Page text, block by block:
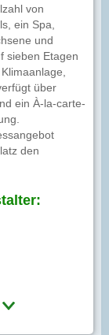
von
ein Spa,
und
sieben Etagen
über
ein À-la-carte-
den